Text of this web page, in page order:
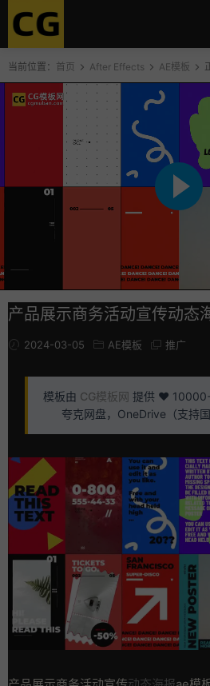
当前位置： 首页 After Effects AE模板
产品展示商务活动宣传动态
2024-03-05 AE模板 推广
模板由 CG模板网 提供 ❤️ 10000+
夸克网盘，OneDrive（支持